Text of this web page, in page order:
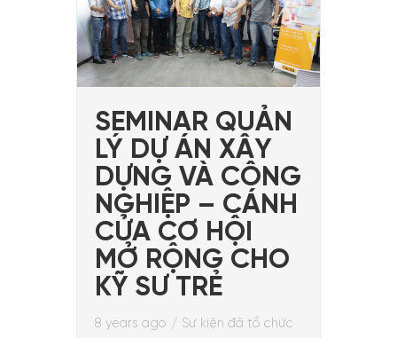
SEMINAR QUẢN
LÝ DỰ ÁN XÂY
DỰNG VÀ CÔNG
NGHIỆP – CÁNH
CỬA CƠ HỘI
MỞ RỘNG CHO
KỸ SƯ TRẺ
8 years ago / Sự kiện đã tổ chức